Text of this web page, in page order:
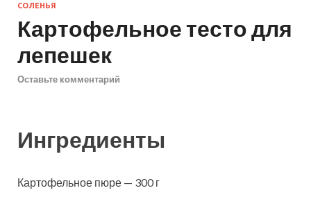
СОЛЕНЬЯ
Картофельное тесто для
лепешек
Оставьте комментарий
Ингредиенты
Картофельное пюре — 300 г